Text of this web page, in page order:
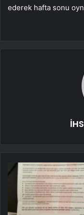
ederek hafta sonu